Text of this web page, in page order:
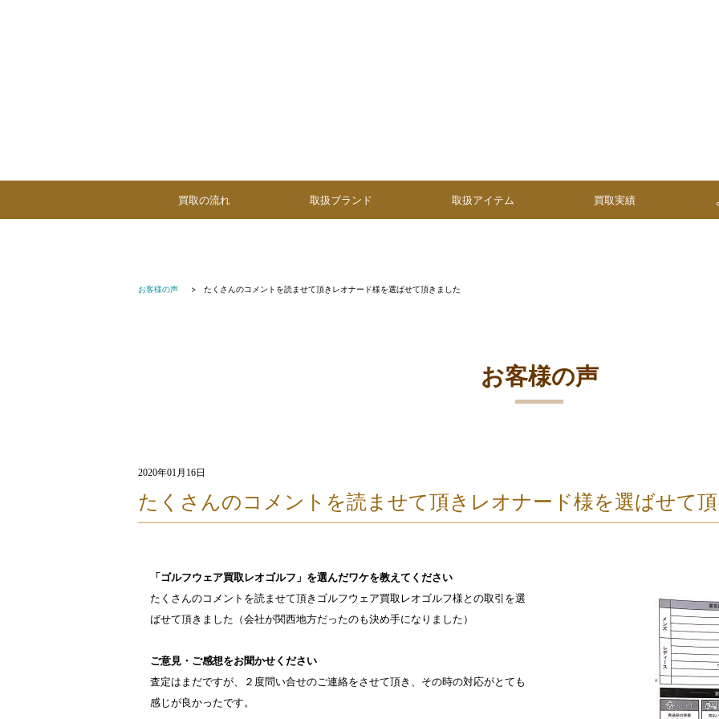
買取の流れ 取扱ブランド 取扱アイテム 買取実績
お客様の声 たくさんのコメントを読ませて頂きレオナード様を選ばせて頂きました
お客様の声
2020年01月16日
たくさんのコメントを読ませて頂きレオナード様を選ばせて
「ゴルフウェア買取レオゴルフ」を選んだワケを教えてください
たくさんのコメントを読ませて頂きゴルフウェア買取レオゴルフ様との取引を選
ばせて頂きました（会社が関西地方だったのも決め手になりました）
ご意見・ご感想をお聞かせください
査定はまだですが、２度問い合せのご連絡をさせて頂き、その時の対応がとても
感じが良かったです。